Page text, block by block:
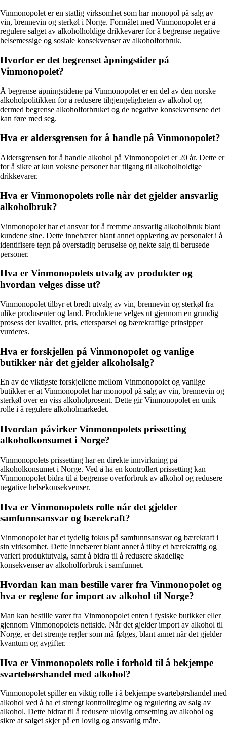
Vinmonopolet er en statlig virksomhet som har monopol på salg av
vin, brennevin og sterkøl i Norge. Formålet med Vinmonopolet er å
regulere salget av alkoholholdige drikkevarer for å begrense negative
helsemessige og sosiale konsekvenser av alkoholforbruk.
Hvorfor er det begrenset åpningstider på
Vinmonopolet?
Å begrense åpningstidene på Vinmonopolet er en del av den norske
alkoholpolitikken for å redusere tilgjengeligheten av alkohol og
dermed begrense alkoholforbruket og de negative konsekvensene det
kan føre med seg.
Hva er aldersgrensen for å handle på Vinmonopolet?
Aldersgrensen for å handle alkohol på Vinmonopolet er 20 år. Dette er
for å sikre at kun voksne personer har tilgang til alkoholholdige
drikkevarer.
Hva er Vinmonopolets rolle når det gjelder ansvarlig
alkoholbruk?
Vinmonopolet har et ansvar for å fremme ansvarlig alkoholbruk blant
kundene sine. Dette innebærer blant annet opplæring av personalet i å
identifisere tegn på overstadig beruselse og nekte salg til berusede
personer.
Hva er Vinmonopolets utvalg av produkter og
hvordan velges disse ut?
Vinmonopolet tilbyr et bredt utvalg av vin, brennevin og sterkøl fra
ulike produsenter og land. Produktene velges ut gjennom en grundig
prosess der kvalitet, pris, etterspørsel og bærekraftige prinsipper
vurderes.
Hva er forskjellen på Vinmonopolet og vanlige
butikker når det gjelder alkoholsalg?
En av de viktigste forskjellene mellom Vinmonopolet og vanlige
butikker er at Vinmonopolet har monopol på salg av vin, brennevin og
sterkøl over en viss alkoholprosent. Dette gir Vinmonopolet en unik
rolle i å regulere alkoholmarkedet.
Hvordan påvirker Vinmonopolets prissetting
alkoholkonsumet i Norge?
Vinmonopolets prissetting har en direkte innvirkning på
alkoholkonsumet i Norge. Ved å ha en kontrollert prissetting kan
Vinmonopolet bidra til å begrense overforbruk av alkohol og redusere
negative helsekonsekvenser.
Hva er Vinmonopolets rolle når det gjelder
samfunnsansvar og bærekraft?
Vinmonopolet har et tydelig fokus på samfunnsansvar og bærekraft i
sin virksomhet. Dette innebærer blant annet å tilby et bærekraftig og
variert produktutvalg, samt å bidra til å redusere skadelige
konsekvenser av alkoholforbruk i samfunnet.
Hvordan kan man bestille varer fra Vinmonopolet og
hva er reglene for import av alkohol til Norge?
Man kan bestille varer fra Vinmonopolet enten i fysiske butikker eller
gjennom Vinmonopolets nettside. Når det gjelder import av alkohol til
Norge, er det strenge regler som må følges, blant annet når det gjelder
kvantum og avgifter.
Hva er Vinmonopolets rolle i forhold til å bekjempe
svartebørshandel med alkohol?
Vinmonopolet spiller en viktig rolle i å bekjempe svartebørshandel med
alkohol ved å ha et strengt kontrollregime og regulering av salg av
alkohol. Dette bidrar til å redusere ulovlig omsetning av alkohol og
sikre at salget skjer på en lovlig og ansvarlig måte.